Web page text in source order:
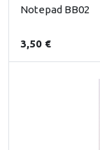
Notepad BB02
3,50 €